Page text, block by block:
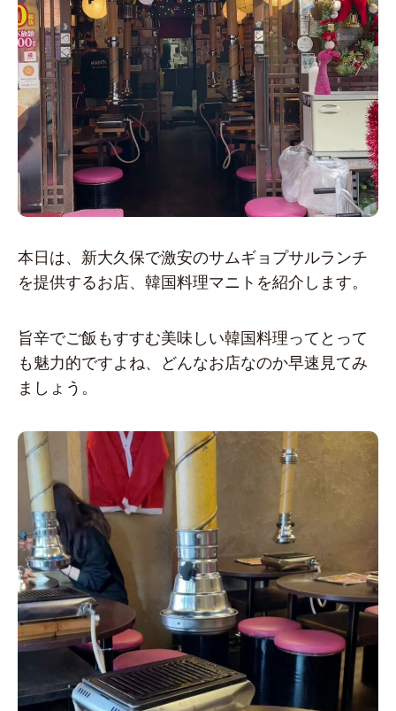
本日は、新大久保で激安のサムギョプサルランチ
を提供するお店、韓国料理マニトを紹介します。
旨辛でご飯もすすむ美味しい韓国料理ってとって
も魅力的ですよね、どんなお店なのか早速見てみ
ましょう。